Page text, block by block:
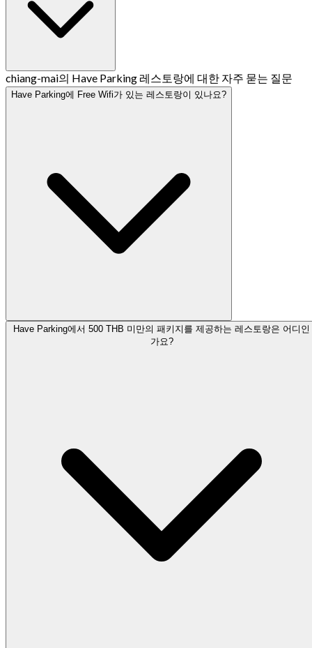
chiang-mai의 Have Parking 레스토랑에 대한 자주 묻는 질문
Have Parking에 Free Wifi가 있는 레스토랑이 있나요?
Have Parking에서 500 THB 미만의 패키지를 제공하는 레스토랑은 어디인
가요?